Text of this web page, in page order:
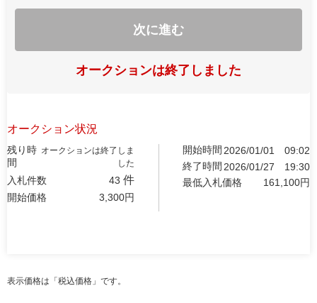
次に進む
オークションは終了しました
オークション状況
残り時
間
オークションは終了しま
した
入札件数 43 件
開始価格 3,300円
開始時間 2026/01/01
09:02
終了時間 2026/01/27
19:30
最低入札価格
161,100円
表示価格は「税込価格」です。